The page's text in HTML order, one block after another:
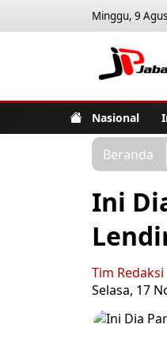
Minggu, 9
Nasional
Beranda
Ini
Lendir
Tim Redaksi
Selasa, 17